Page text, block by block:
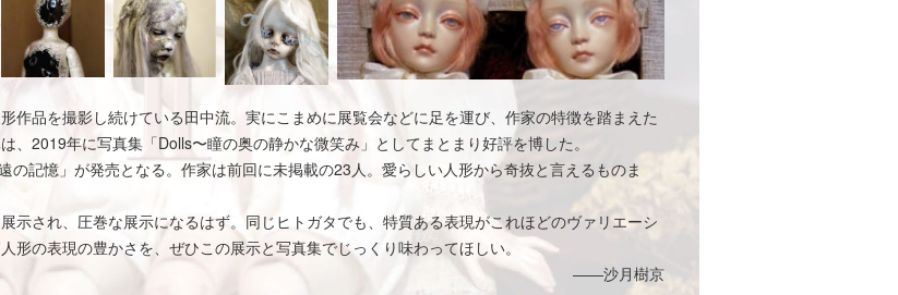
作品を撮影し続けている田中流。実にこまめに展覧会などに足を運び、作家の特徴を踏まえた
、2019年に写真集「Dolls〜瞳の奥の静かな微笑み」としてまとまり好評を博した。
記憶」が発売となる。作家は前回に未掲載の23人。愛らしい人形から奇抜と言えるものま
示され、圧巻な展示になるはず。同じヒトガタでも、特質ある表現がこれほどのヴァリエーシ
形の表現の豊かさを、ぜひこの展示と写真集でじっくり味わってほしい。
――沙月樹京